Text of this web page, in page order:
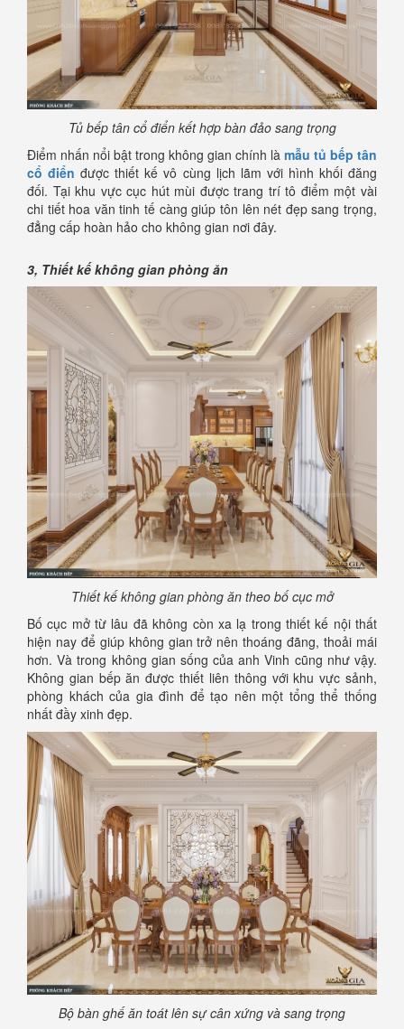
Tủ bếp tân cổ điển kết hợp bàn đảo sang trọng
Điểm nhấn nổi bật trong không gian chính là mẫu tủ bếp tân
cổ điển được thiết kế vô cùng lịch lãm với hình khối đăng
đối. Tại khu vực cục hút mùi được trang trí tô điểm một vài
chi tiết hoa văn tinh tế càng giúp tôn lên nét đẹp sang trọng,
đẳng cấp hoàn hảo cho không gian nơi đây.
3, Thiết kế không gian phòng ăn
Thiết kế không gian phòng ăn theo bố cục mở
Bố cục mở từ lâu đã không còn xa lạ trong thiết kế nội thất
hiện nay để giúp không gian trở nên thoáng đãng, thoải mái
hơn. Và trong không gian sống của anh Vinh cũng như vậy.
Không gian bếp ăn được thiết liên thông với khu vực sảnh,
phòng khách của gia đình để tạo nên một tổng thể thống
nhất đầy xinh đẹp.
Bộ bàn ghế ăn toát lên sự cân xứng và sang trọng